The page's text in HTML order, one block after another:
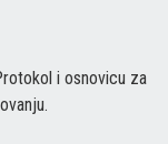
i osnovicu za